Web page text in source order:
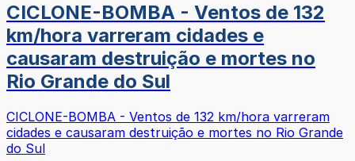
CICLONE-BOMBA - Ventos de 132
km/hora varreram cidades e
causaram destruição e mortes no
Rio Grande do Sul
CICLONE-BOMBA - Ventos de 132 km/hora varreram
cidades e causaram destruição e mortes no Rio Grande
do Sul